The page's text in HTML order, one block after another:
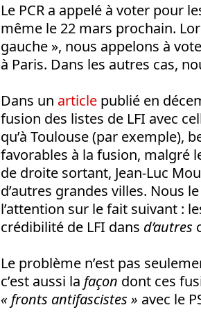
Le PCR a appelé à voter pour
même le 22 mars prochain.
gauche », nous appelons à
à Paris. Dans les autres cas,
Dans un article publié en
fusion des listes de LFI avec
qu’à Toulouse (par exemple),
favorables à la fusion, malgré
de droite sortant, Jean-Luc
d’autres grandes villes. Nous
l’attention sur le fait suivant :
crédibilité de LFI dans d’autres
Le problème n’est pas
c’est aussi la façon dont ces
« fronts antifascistes » avec le